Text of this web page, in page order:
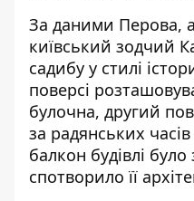
За даними Перова,
київський зодчий
садибу у стилі
поверсі
булочна, другий
за радянських
балкон будівлі
спотворило її